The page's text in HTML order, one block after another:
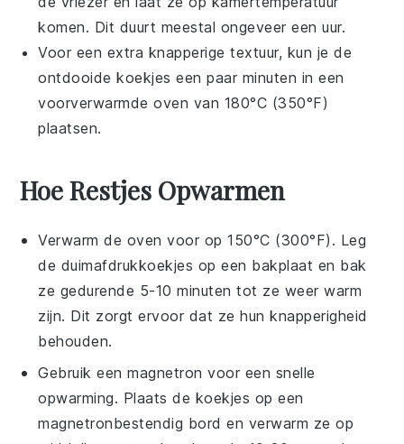
komen. Dit duurt meestal ongeveer een uur.
Voor een extra knapperige textuur, kun je de
ontdooidekoekjes een paar minuten in een
voorverwarmde oven van 180°C (350°F)
plaatsen.
Hoe Restjes Opwarmen
Verwarm de oven voor op 150°C (300°F). Leg
de duimafdrukkoekjes op een bakplaat en bak
ze gedurende 5-10 minuten tot ze weer warm
zijn. Dit zorgt ervoor dat ze hun knapperigheid
behouden.
Gebruik een magnetron voor een snelle
opwarming. Plaats de koekjes op een
magnetronbestendig bord en verwarm ze op